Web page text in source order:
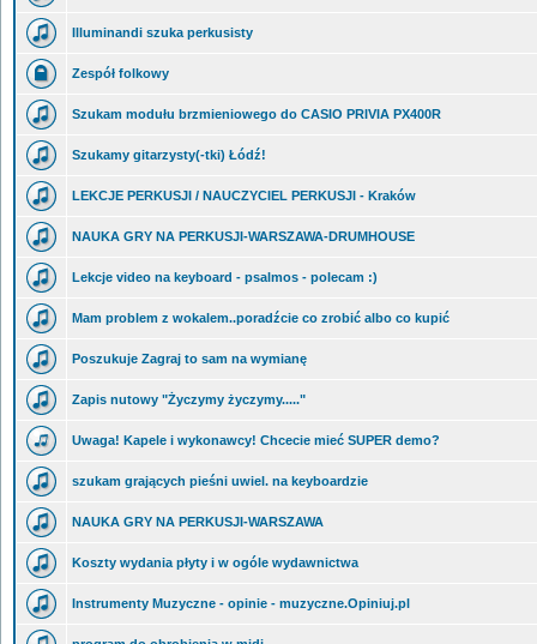
Illuminandi szuka perkusisty
Zespół folkowy
Szukam modułu brzmieniowego do CASIO PRIVIA PX400R
Szukamy gitarzysty(-tki) Łódź!
LEKCJE PERKUSJI / NAUCZYCIEL PERKUSJI - Kraków
NAUKA GRY NA PERKUSJI-WARSZAWA-DRUMHOUSE
Lekcje video na keyboard - psalmos - polecam :)
Mam problem z wokalem..poradźcie co zrobić albo co kupić
Poszukuje Zagraj to sam na wymianę
Zapis nutowy "Życzymy życzymy....."
Uwaga! Kapele i wykonawcy! Chcecie mieć SUPER demo?
szukam grających pieśni uwiel. na keyboardzie
NAUKA GRY NA PERKUSJI-WARSZAWA
Koszty wydania płyty i w ogóle wydawnictwa
Instrumenty Muzyczne - opinie - muzyczne.Opiniuj.pl